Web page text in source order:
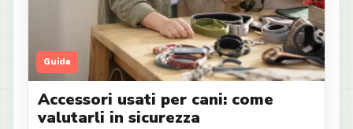
Guida
Accessori usati per cani: come
valutarli in sicurezza